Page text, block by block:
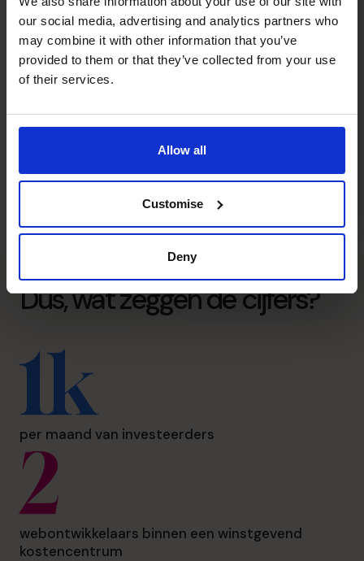
our social media, advertising and analytics partners who
may combine it with other information that you’ve
provided to them or that they’ve collected from your use
of their services.
Allow all
Customise
Deny
Dus, wat zeggen de cijfers?
1k
per maand van investeerders
2
webontwikkelaars binnen een winstgevend
kostencentrum